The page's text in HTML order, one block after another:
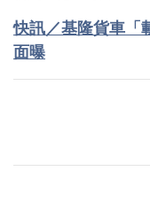
快訊／基隆貨車「
面曝